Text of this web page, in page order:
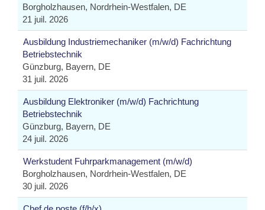
Borgholzhausen, Nordrhein-Westfalen, DE
21 juil. 2026
Ausbildung Industriemechaniker (m/w/d) Fachrichtung
Betriebstechnik
Günzburg, Bayern, DE
31 juil. 2026
Ausbildung Elektroniker (m/w/d) Fachrichtung
Betriebstechnik
Günzburg, Bayern, DE
24 juil. 2026
Werkstudent Fuhrparkmanagement (m/w/d)
Borgholzhausen, Nordrhein-Westfalen, DE
30 juil. 2026